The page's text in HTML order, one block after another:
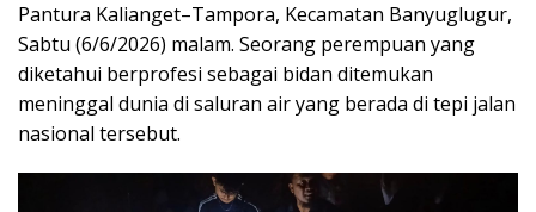
Pantura Kalianget–Tampora, Kecamatan Banyuglugur,
Sabtu (6/6/2026) malam. Seorang perempuan yang
diketahui berprofesi sebagai bidan ditemukan
meninggal dunia di saluran air yang berada di tepi jalan
nasional tersebut.